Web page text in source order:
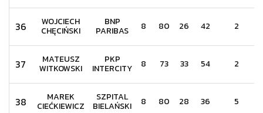
36 WOJCIECH
CHĘCIŃSKI
BNP
PARIBAS 8 80 26 42 2
37 MATEUSZ
WITKOWSKI
PKP
INTERCITY 8 73 33 54 2
38 MAREK
CIEĆKIEWICZ
SZPITAL
BIELAŃSKI 8 80 28 36 5